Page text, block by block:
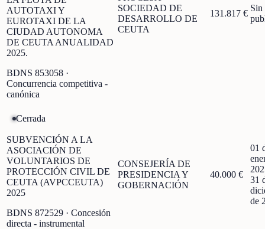
AUTOTAXI Y
EUROTAXI DE LA
CIUDAD AUTONOMA
DE CEUTA ANUALIDAD
2025.
BDNS 853058 ·
Concurrencia competitiva -
canónica
SOCIEDAD DE
DESARROLLO DE
CEUTA
131.817 €
Sin
Cerrada
SUBVENCIÓN A LA
ASOCIACIÓN DE
VOLUNTARIOS DE
PROTECCIÓN CIVIL DE
CEUTA (AVPCCEUTA)
2025
BDNS 872529 · Concesión
directa - instrumental
CONSEJERÍA DE
PRESIDENCIA Y
GOBERNACIÓN
40.000 €
01
31
de